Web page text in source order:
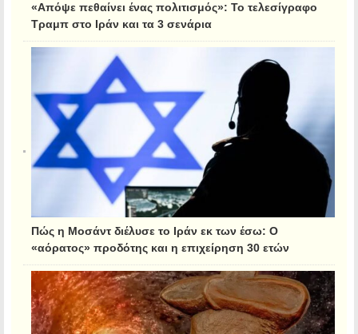
«Απόψε πεθαίνει ένας πολιτισμός»: Το τελεσίγραφο
Τραμπ στο Ιράν και τα 3 σενάρια
Πώς η Μοσάντ διέλυσε το Ιράν εκ των έσω: Ο
«αόρατος» προδότης και η επιχείρηση 30 ετών